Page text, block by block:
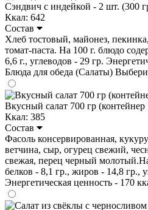
Сэндвич с индейкой - 2 шт. (300
Ккал: 642
Состав
Хлеб тостовый, майонез,
томат-паста. На 100 г. блюдо
6,6 г., углеводов - 29 гр.
Блюда для обеда (Салаты)
Вкусный салат 700 гр (контейнер
Ккал: 385
Состав
Фасоль консервированная,
ветчина, сыр, огурец свежий,
свежая, перец черный
белков - 8,1 гр., жиров - 14,8 гр.,
Энергетическая ценность - 170